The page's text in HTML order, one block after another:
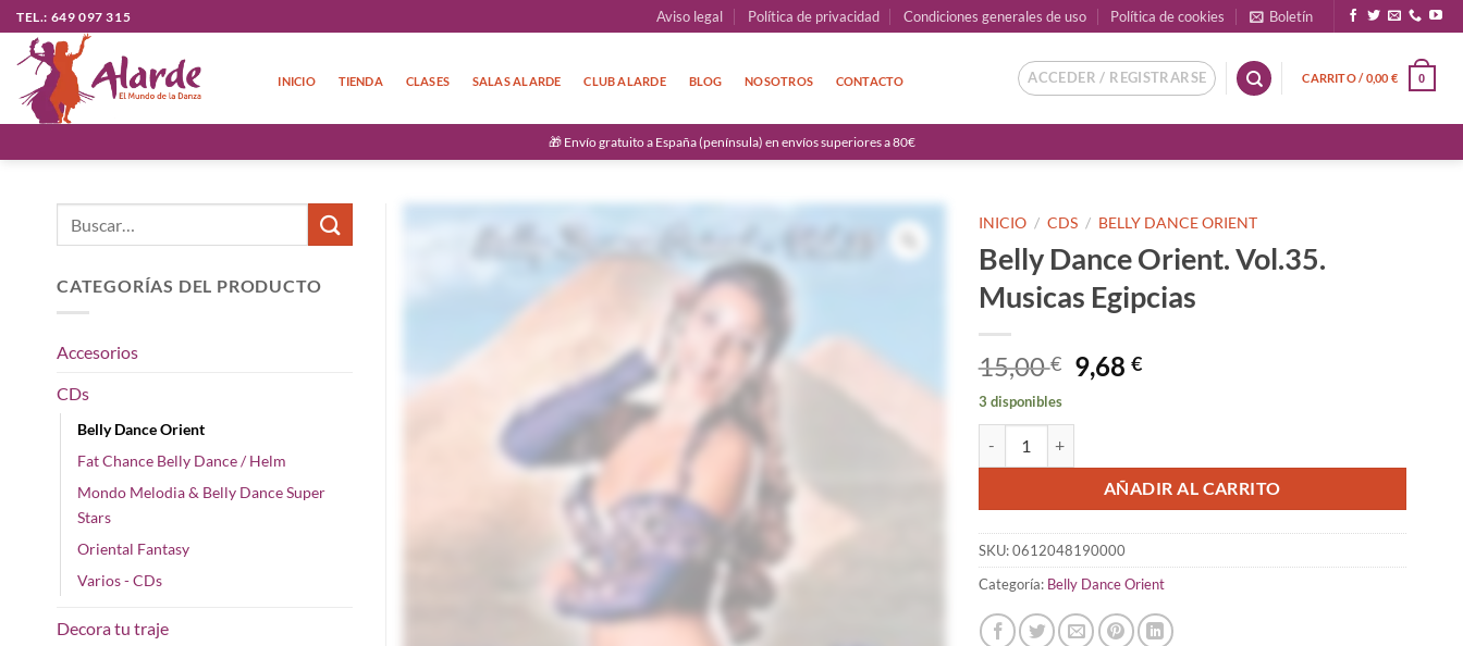
Saltar
al
contenido
TEL.: 649 097 315 Aviso legal Política de privacidad Condiciones generales de uso Política de cookies Boletín
INICIO TIENDA CLASES SALAS ALARDE CLUB ALARDE BLOG NOSOTROS CONTACTO ACCEDER / REGISTRARSE CARRITO /0,00 € 0
🎁 Envío gratuito a España (península) en envíos superiores a 80€
INICIO / CDS / BELLY DANCE ORIENT
Belly Dance Orient. Vol.35.
Musicas Egipcias
15,00€
El
precio
original
15,00 €.
9,68 €El
9,68 €.
3 disponibles
AÑADIR AL CARRITO
SKU:0612048190000
Categoría: Belly Dance Orient
CATEGORÍAS DEL PRODUCTO
Accesorios
CDs
Belly Dance Orient
Fat Chance Belly Dance / Helm
Mondo Melodia & Belly Dance Super
Stars
Oriental Fantasy
Varios - CDs
Decora tu traje